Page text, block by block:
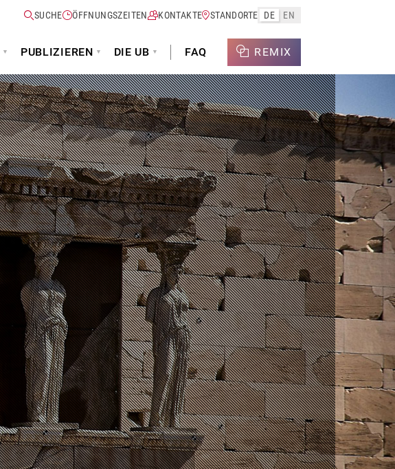
SUCHE ÖFFNUNGSZEITEN KONTAKTE STANDORTE DE EN
PUBLIZIEREN DIE UB FAQ REMIX